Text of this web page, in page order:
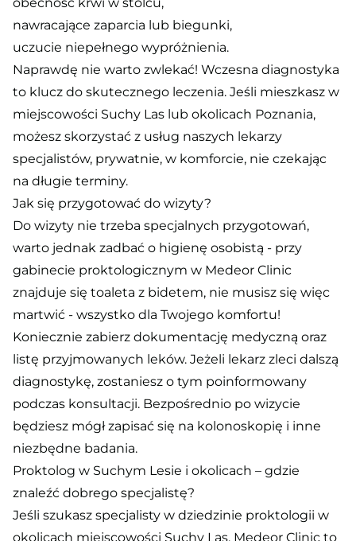
nawracające zaparcia lub biegunki,
uczucie niepełnego wypróżnienia.
Naprawdę nie warto zwlekać! Wczesna diagnostyka
to klucz do skutecznego leczenia. Jeśli mieszkasz w
miejscowości Suchy Las lub okolicach Poznania,
możesz skorzystać z usług naszych lekarzy
specjalistów, prywatnie, w komforcie, nie czekając
na długie terminy.
Jak się przygotować do wizyty?
Do wizyty nie trzeba specjalnych przygotowań,
warto jednak zadbać o higienę osobistą - przy
gabinecie proktologicznym w Medeor Clinic
znajduje się toaleta z bidetem, nie musisz się więc
martwić - wszystko dla Twojego komfortu!
Koniecznie zabierz dokumentację medyczną oraz
listę przyjmowanych leków. Jeżeli lekarz zleci dalszą
diagnostykę, zostaniesz o tym poinformowany
podczas konsultacji. Bezpośrednio po wizycie
będziesz mógł zapisać się na kolonoskopię i inne
niezbędne badania.
Proktolog w Suchym Lesie i okolicach – gdzie
znaleźć dobrego specjalistę?
Jeśli szukasz specjalisty w dziedzinie proktologii w
okolicach miejscowości Suchy Las, Medeor Clinic to